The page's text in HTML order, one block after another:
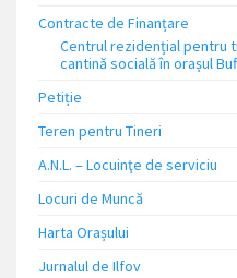
Contracte de Finanțare
Centrul rezidențial pentru
cantină socială în orașul
Petiție
Teren pentru Tineri
A.N.L. – Locuinţe de serviciu
Locuri de Muncă
Harta Orașului
Jurnalul de Ilfov